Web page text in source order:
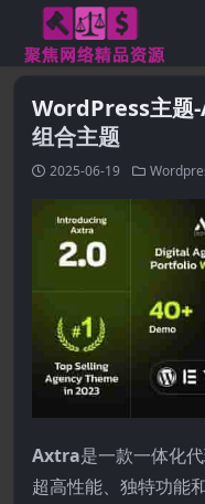
WordPress主题
组合主题
2025-06-19
Axtra是一款一体化
超高性能、独特功能